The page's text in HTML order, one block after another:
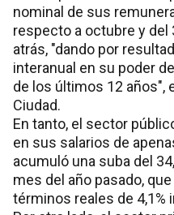
nominal de sus
respecto a octubre y del
atrás, "dando por
interanual en su poder
de los últimos 12 años",
Ciudad.
En tanto, el sector
en sus salarios de
acumuló una suba del
mes del año pasado,
términos reales de 4,1%